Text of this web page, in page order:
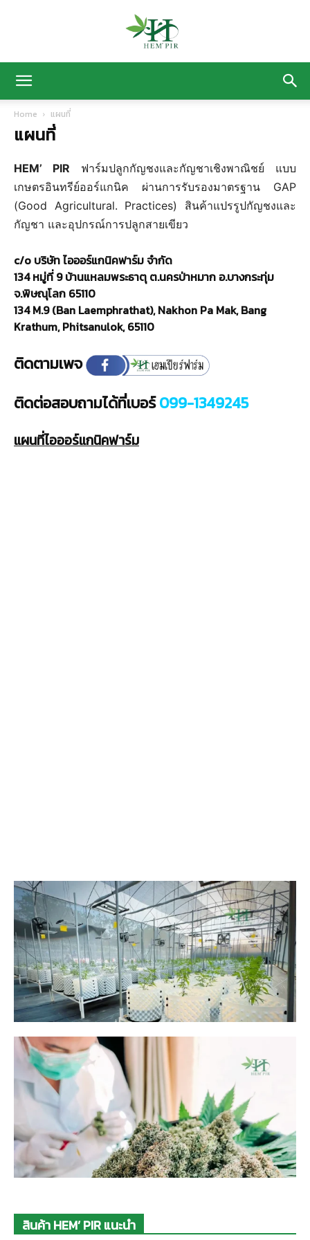
ฟาร์ม
ชง
Home แผนที่
แผนที่
HEM’ PIR ฟาร์มปลูกกัญชงและกัญชาเชิงพาณิชย์ แบบ
เกษตรอินทรีย์ออร์แกนิค ผ่านการรับรองมาตรฐาน GAP
(Good Agricultural. Practices) สินค้าแปรรูปกัญชงและ
กัญชา และอุปกรณ์การปลูกสายเขียว
c/o บริษัท ไอออร์แกนิคฟาร์ม จำกัด
134 หมู่ที่ 9 บ้านแหลมพระธาตุ ต.นครป่าหมาก อ.บางกระทุ่ม
จ.พิษณุโลก 65110
134 M.9 (Ban Laemphrathat), Nakhon Pa Mak, Bang
Krathum, Phitsanulok, 65110
ติดตามเพจ
ติดต่อสอบถามได้ที่เบอร์099-1349245
แผนที่ไอออร์แกนิคฟาร์ม
สินค้า HEM’ PIR แนะนำ